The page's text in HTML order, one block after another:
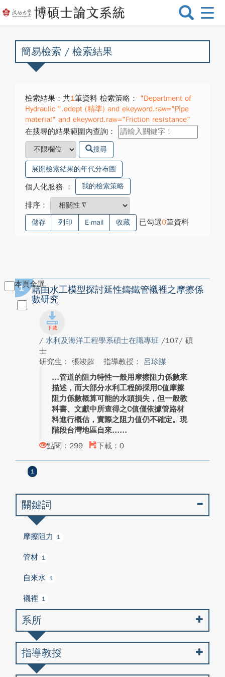
選
換
簡易檢索 / 檢索結果
檢索結果：共1筆資料 檢索策略：
"Department of
Hydraulic ".edept (精準) and ekeyword.raw="Pipe
material" and ekeyword.raw="Friction resistance"
在搜尋的結果範圍內查詢：
搜尋
展開檢索結果的年代分布圖
個人化服務 ： 我的檢索策略
排序：
儲存 列印 E-mail 收藏 已勾選0筆資料
本頁全選
1
藉由水工模型探討延性鑄鐵管襯裡之摩擦係
數研究
/ 水利及海洋工程學系碩士在職專班 /107/ 碩
士
研究生： 張竣超
指導教授： 呂珍謀
管道的阻力特性一般用摩擦阻力係數來
描述，而大部分水利工程師採用C值摩擦
阻力係數概算可能的水頭損失，但一般教
科書、文獻中所查得之C值僅依據管路材
料進行概估，實際之阻力值仍不確定。現
階段台灣地區自來...
點閱：299
下載：0
1
關鍵詞
摩擦阻力 1
管材 1
自來水 1
襯裡 1
系所
指導教授